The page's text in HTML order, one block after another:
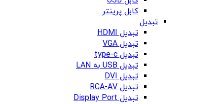
کابل پرینتر
تبدیل
تبدیل HDMI
تبدیل VGA
تبدیل type-c
تبدیل USB به LAN
تبدیل DVI
تبدیل RCA-AV
تبدیل Display Port